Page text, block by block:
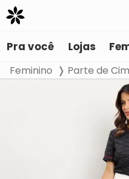
Pra você Lojas
Feminino Parte de